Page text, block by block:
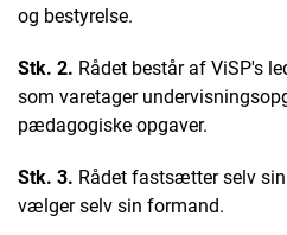
og bestyrelse.
Stk. 2. Rådet består af ViSP's
som varetager
pædagogiske opgaver.
Stk. 3. Rådet fastsætter selv
vælger selv sin formand.